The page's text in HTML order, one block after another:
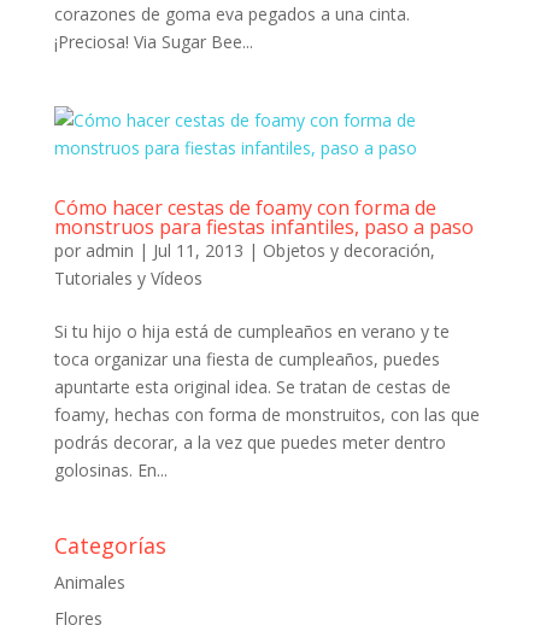
corazones de goma eva pegados a una cinta.
¡Preciosa! Via Sugar Bee...
Cómo hacer cestas de foamy con forma de
monstruos para fiestas infantiles, paso a paso
por admin | Jul 11, 2013 | Objetos y decoración,
Tutoriales y Vídeos
Si tu hijo o hija está de cumpleaños en verano y te
toca organizar una fiesta de cumpleaños, puedes
apuntarte esta original idea. Se tratan de cestas de
foamy, hechas con forma de monstruitos, con las que
podrás decorar, a la vez que puedes meter dentro
golosinas. En...
Categorías
Animales
Flores